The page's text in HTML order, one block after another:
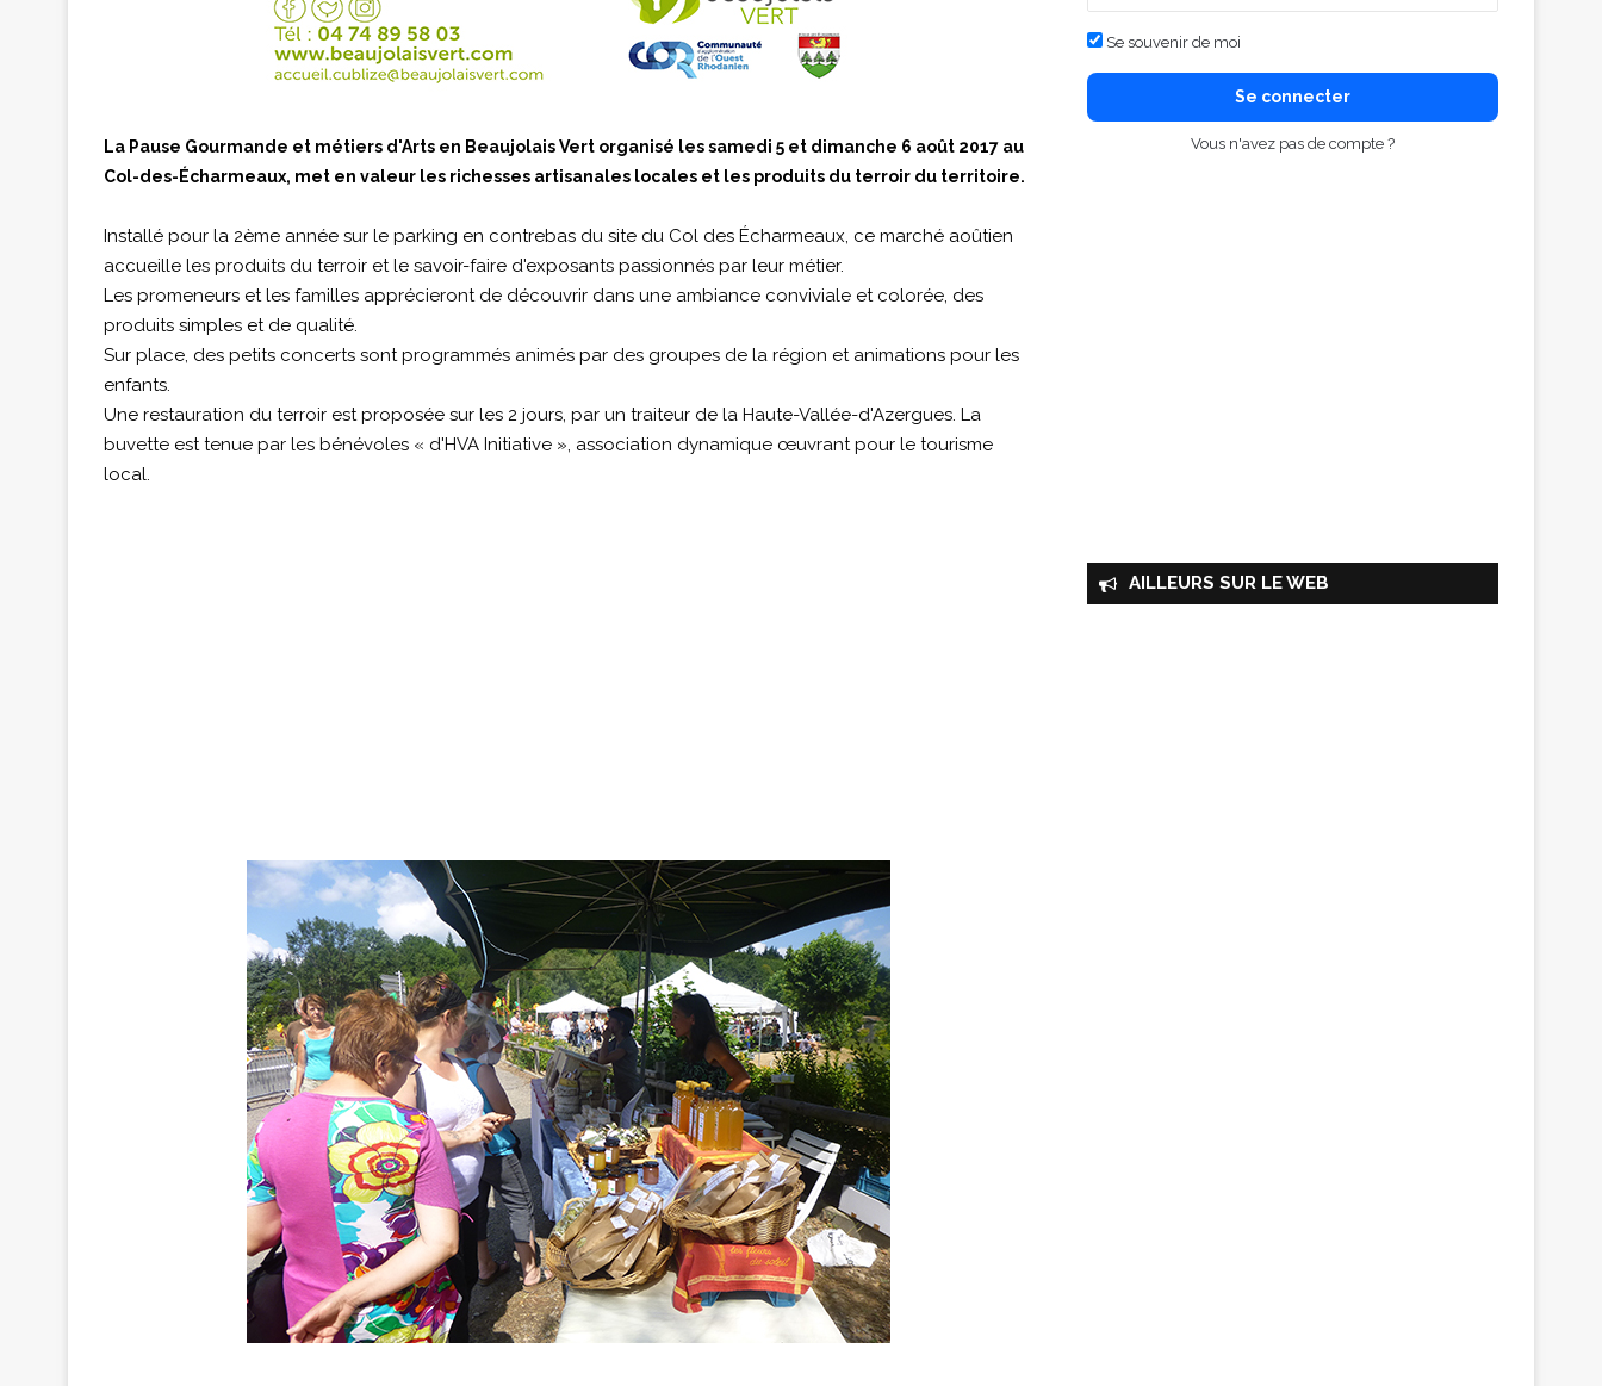
La Pause Gourmande et métiers d'Arts en Beaujolais Vert organisé les samedi 5 et dimanche 6 août 2017 au
Col-des-Écharmeaux, met en valeur les richesses artisanales locales et les produits du terroir du territoire.
Installé pour la 2ème année sur le parking en contrebas du site du Col des Écharmeaux, ce marché aoûtien
accueille les produits du terroir et le savoir-faire d'exposants passionnés par leur métier.
Les promeneurs et les familles apprécieront de découvrir dans une ambiance conviviale et colorée, des
produits simples et de qualité.
Sur place, des petits concerts sont programmés animés par des groupes de la région et animations pour les
enfants.
Une restauration du terroir est proposée sur les 2 jours, par un traiteur de la Haute-Vallée-d'Azergues. La
buvette est tenue par les bénévoles « d'HVA Initiative », association dynamique œuvrant pour le tourisme
local.
Se souvenir de moi
Se connecter
Vous n'avez pas de compte ?
AILLEURS SUR LE WEB